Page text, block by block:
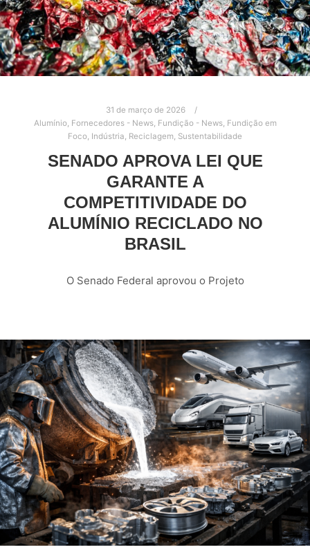
31 de março de 2026
Alumínio, Fornecedores - News, Fundição - News, Fundição em
Foco Indústria Reciclagem Sustentabilidade
SENADO APROVA LEI QUE
GARANTE A
COMPETITIVIDADE DO
ALUMÍNIO RECICLADO NO
BRASIL
O Senado Federal aprovou o Projeto